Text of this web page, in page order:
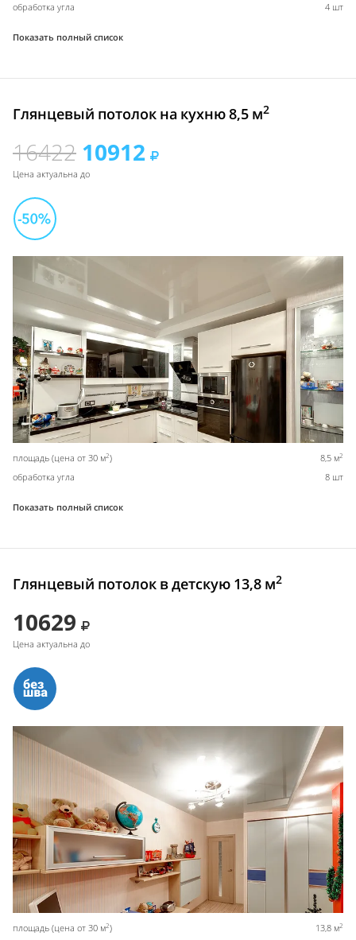
обработка угла 4 шт
Показать полный список
Глянцевый потолок на кухню 8,5 м2
16422 10912
Цена актуальна до
площадь (цена от 30 м2) 8,5 м2
обработка угла 8 шт
Показать полный список
Глянцевый потолок в детскую 13,8 м2
10629
Цена актуальна до
площадь (цена от 30 м2) 13,8 м2